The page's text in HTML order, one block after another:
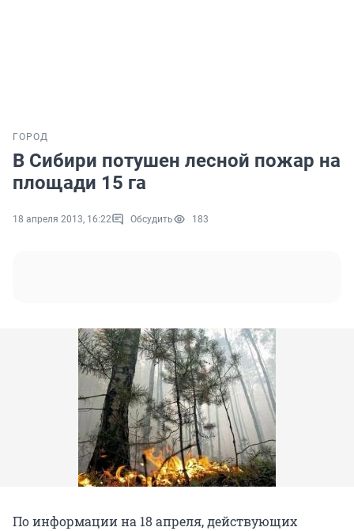
ГОРОД
В Сибири потушен лесной пожар на
площади 15 га
18 апреля 2013, 16:22 Обсудить 183
По информации на 18 апреля, действующих